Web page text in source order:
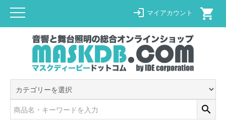
login マイアカウント shopping_cart
search